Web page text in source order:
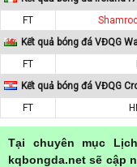
FT
Kết quả bóng đá VĐQG
FT
Kết quả bóng đá VĐQG
FT
Tại chuyên mục
kqbongda.net sẽ cập